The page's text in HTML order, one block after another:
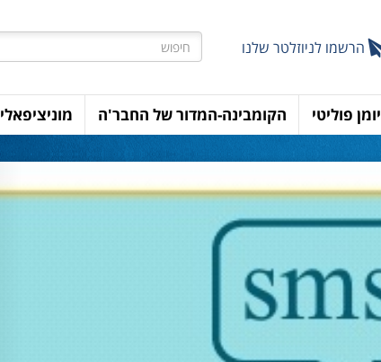
הרשמו לניוזלטר שלנו
יומן פוליטי הקומבינה-המדור של החבר'ה מוניציפאלי